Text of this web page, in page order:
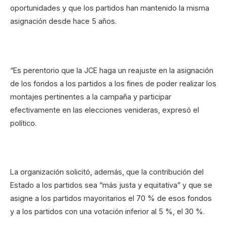
oportunidades y que los partidos han mantenido la misma
asignación desde hace 5 años.
“Es perentorio que la JCE haga un reajuste en la asignación
de los fondos a los partidos a los fines de poder realizar los
montajes pertinentes a la campaña y participar
efectivamente en las elecciones venideras, expresó el
político.
La organización solicitó, además, que la contribución del
Estado a los partidos sea “más justa y equitativa” y que se
asigne a los partidos mayoritarios el 70 % de esos fondos
y a los partidos con una votación inferior al 5 %, el 30 %.